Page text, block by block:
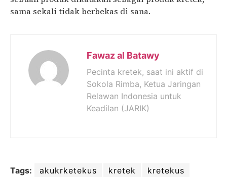
sama sekali tidak berbekas di sana.
Fawaz al Batawy
Pecinta kretek, saat ini aktif di
Sokola Rimba, Ketua Jaringan
Relawan Indonesia untuk
Keadilan (JARIK)
Tags: akukrketekus kretek
kretekus